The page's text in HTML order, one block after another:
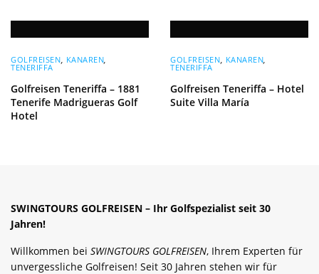
GOLFREISEN KANAREN
TENERIFFA
Golfreisen Teneriffa – 1881
Tenerife Madrigueras Golf
Hotel
GOLFREISEN KANAREN
TENERIFFA
Golfreisen Teneriffa – Hotel
Suite Villa María
SWINGTOURS GOLFREISEN – Ihr Golfspezialist seit 30
Jahren!
Willkommen beiSWINGTOURS GOLFREISEN, Ihrem Experten für
unvergessliche Golfreisen! Seit 30 Jahren stehen wir für